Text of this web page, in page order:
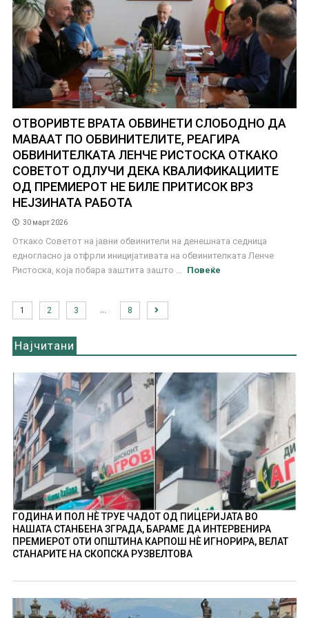
ОТВОРИВТЕ ВРАТА ОБВИНЕТИ СЛОБОДНО ДА
МАВААТ ПО ОБВИНИТЕЛИТЕ, РЕАГИРА
ОБВИНИТЕЛКАТА ЛЕНЧЕ РИСТОСКА ОТКАКО
СОВЕТОТ ОДЛУЧИ ДЕКА КВАЛИФИКАЦИИТЕ
ОД ПРЕМИЕРОТ НЕ БИЛЕ ПРИТИСОК ВРЗ
НЕЈЗИНАТА РАБОТА
30 март 2026
Откако Советот на јавни обвинители на денешната седница
едногласно ја отфрли иницијативата на обвинителката Ленче
Ристоска, која побара заштита зашто ...
Повеќе
1 2 3 8
Најчитани
ГОДИНА И ПОЛ НÈ ТРУЕ ЧАДОТ ОД ПИЦЕРИЈАТА ВО
НАШАТА СТАНБЕНА ЗГРАДА, БАРАМЕ ДА ИНТЕРВЕНИРА
ПРЕМИЕРОТ ОТИ ОПШТИНА КАРПОШ НÈ ИГНОРИРА, ВЕЛАТ
СТАНАРИТЕ НА СКОПСКА РУЗВЕЛТОВА